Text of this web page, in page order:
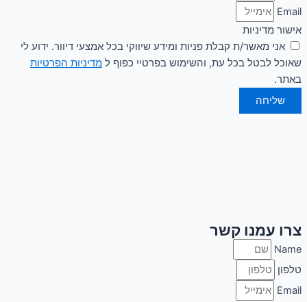
Email
אישור מדיניות
אני מאשר/ת קבלת פניות ומידע שיווקי בכל אמצעי דיוור. ידוע לי
שאוכל לבטל בכל עת, והשימוש בפרטיי כפוף ל מדיניות הפרטיות
באתר.
שליחה
צרו עמנו קשר
Name
טלפון
Email